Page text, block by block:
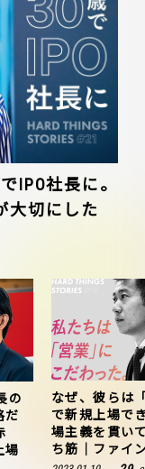
IPO社長に。
大切にした
の
だ
場
なぜ、彼らは
で新規上場で
場主義を貫い
ち筋｜ファイ